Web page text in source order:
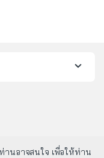
านอาจสนใจ เพื่อให้ท่าน